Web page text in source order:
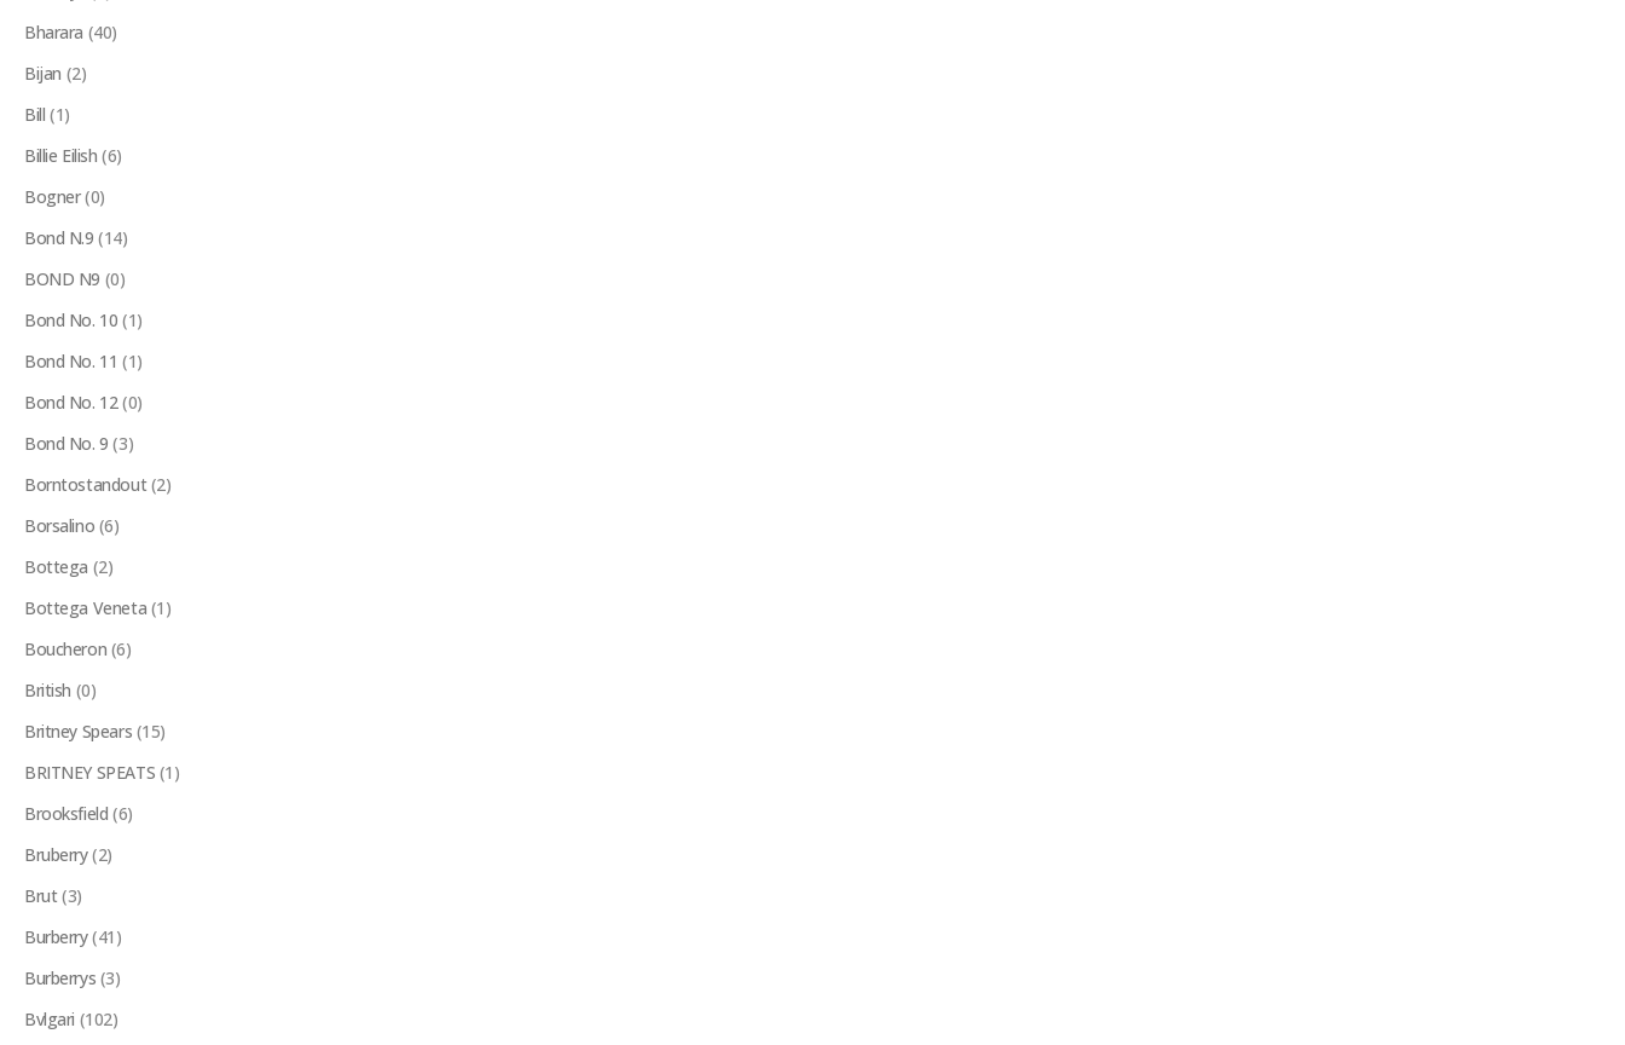
Bharara (40)
Bijan (2)
Bill (1)
Billie Eilish (6)
Bogner(0)
Bond N.9 (14)
BOND N9 (0)
Bond No. 10 (1)
Bond No. 11 (1)
Bond No. 12(0)
Bond No. 9 (3)
Borntostandout (2)
Borsalino (6)
Bottega (2)
Bottega Veneta (1)
Boucheron (6)
British (0)
Britney Spears (15)
BRITNEY SPEATS (1)
Brooksfield (6)
Bruberry(2)
Brut(3)
Burberry(41)
Burberrys (3)
Bvlgari (102)